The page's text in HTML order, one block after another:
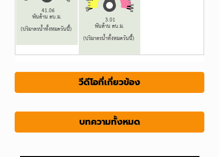
วีดีโอที่เกี่ยวข้อง
บทความทั้งหมด